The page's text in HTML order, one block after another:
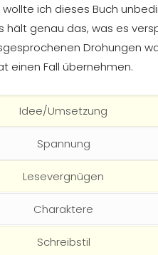
ich dieses Buch
genau das, was es
Drohungen
einen Fall übernehmen.
Idee/Umsetzung
Spannung
Lesevergnügen
Charaktere
Schreibstil